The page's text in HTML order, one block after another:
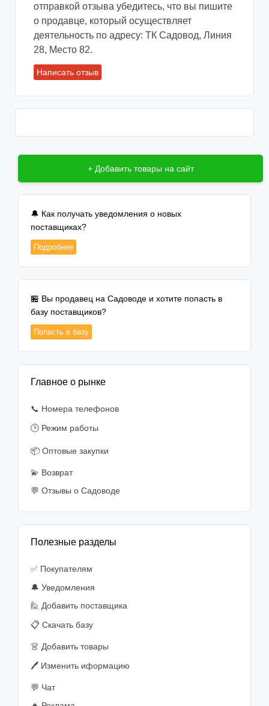
отправкой отзыва убедитесь, что вы пишите
о продавце, который осуществляет
деятельность по адресу: ТК Садовод, Линия
28, Место 82.
Написать отзыв
+ Добавить товары на сайт
🔔 Как получать уведомления о новых
поставщиках?
Подробнее
🏪 Вы продавец на Садоводе и хотите попасть в
базу поставщиков?
Попасть в базу
Главное о рынке
📞 Номера телефонов
🕒 Режим работы
📦 Оптовые закупки
💫 Возврат
💬 Отзывы о Садоводе
Полезные разделы
✅ Покупателям
🔔 Уведомления
🙋‍️ Добавить поставщика
📋 Скачать базу
👗 Добавить товары
🖊️ Изменить иформацию
💬 Чат